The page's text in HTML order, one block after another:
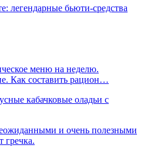
легендарные бьюти-средства
меню на неделю.
Как составить рацион…
кабачковые оладьи с
и очень полезными
гречка.